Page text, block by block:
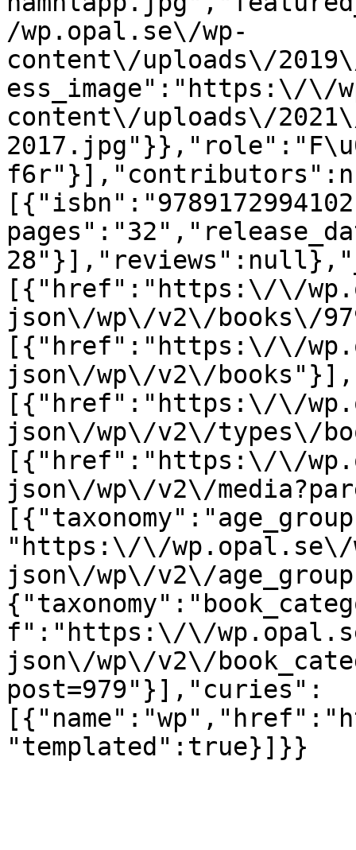
/wp.opal.se\/wp-
content\/uploads\/
ess_image":"https:\/\/
content\/uploads\/
[{"href":"https:\/\/
json\/wp\/v2\/books\/
[{"href":"https:\/\/
json\/wp\/v2\/
[{"href":"https:\/\/
json\/wp\/v2\/types\/
[{"href":"https:\/\/
json\/wp\/v2\/
"https:\/\/wp.opal.se\/
json\/wp\/v2\/
f":"https:\/\/
json\/wp\/v2\/
post=979"}],"curies":
"templated":true}]}}